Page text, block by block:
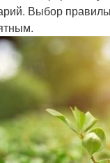
Выбор